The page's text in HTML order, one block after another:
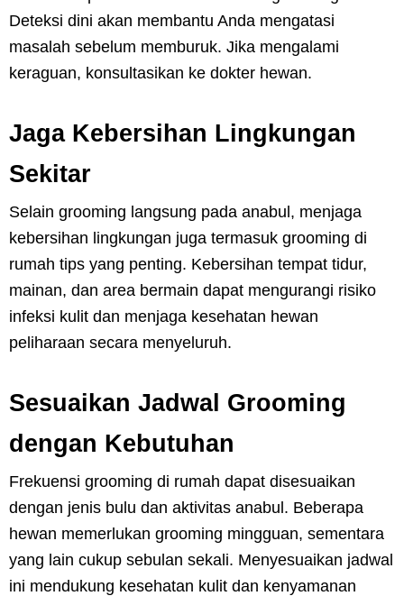
Deteksi dini akan membantu Anda mengatasi
masalah sebelum memburuk. Jika mengalami
keraguan, konsultasikan ke dokter hewan.
Jaga Kebersihan Lingkungan
Sekitar
Selain grooming langsung pada anabul, menjaga
kebersihan lingkungan juga termasuk grooming di
rumah tips yang penting. Kebersihan tempat tidur,
mainan, dan area bermain dapat mengurangi risiko
infeksi kulit dan menjaga kesehatan hewan
peliharaan secara menyeluruh.
Sesuaikan Jadwal Grooming
dengan Kebutuhan
Frekuensi grooming di rumah dapat disesuaikan
dengan jenis bulu dan aktivitas anabul. Beberapa
hewan memerlukan grooming mingguan, sementara
yang lain cukup sebulan sekali. Menyesuaikan jadwal
ini mendukung kesehatan kulit dan kenyamanan